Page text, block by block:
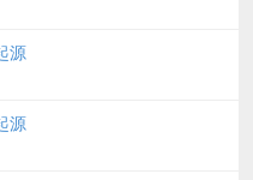
源
源